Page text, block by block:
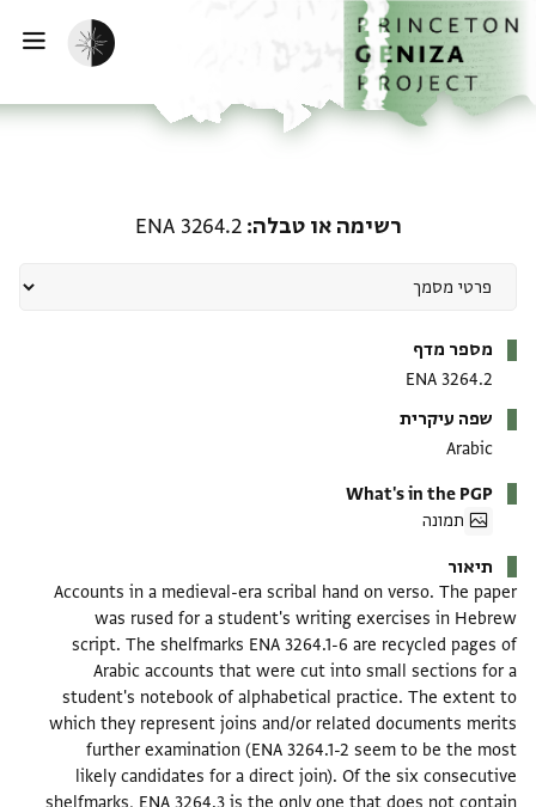
לתוכןהבית
הפעלת מצב כהה
רשימה או טבלה ENA 3264.2
מספר מדף
ENA 3264.2
שפה עיקרית
Arabic
What's in the PGP
תמונה
תיאור
Accounts in a medieval-era scribal hand on verso. The paper
was rused for a student's writing exercises in Hebrew
script. The shelfmarks ENA 3264.1-6 are recycled pages of
Arabic accounts that were cut into small sections for a
student's notebook of alphabetical practice. The extent to
which they represent joins and/or related documents merits
further examination (ENA 3264.1-2 seem to be the most
likely candidates for a direct join). Of the six consecutive